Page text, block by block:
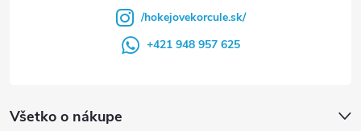
Všetko o nákupe
/hokejovekorcule.sk/
+421 948 957 625